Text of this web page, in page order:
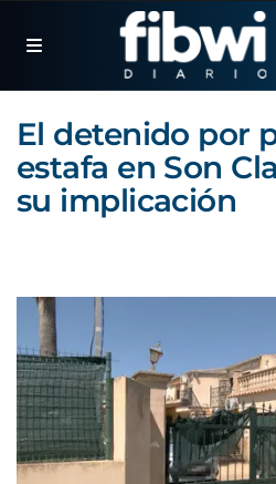
El detenido por
estafa en Son
su implicación